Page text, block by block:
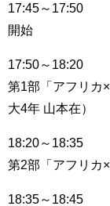
17:45～ 17:50
開始
17:50～ 18:20
第1 部「アフリカ×
大4年 山本在）
18:20～ 18:35
第2部「アフリカ×
18:35～ 18:45